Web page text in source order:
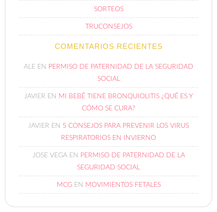
SORTEOS
TRUCONSEJOS
COMENTARIOS RECIENTES
ALE EN PERMISO DE PATERNIDAD DE LA SEGURIDAD
SOCIAL
JAVIER EN MI BEBÉ TIENE BRONQUIOLITIS ¿QUÉ ES Y
CÓMO SE CURA?
JAVIER EN 5 CONSEJOS PARA PREVENIR LOS VIRUS
RESPIRATORIOS EN INVIERNO
JOSE VEGAEN PERMISO DE PATERNIDAD DE LA
SEGURIDAD SOCIAL
MCGEN MOVIMIENTOS FETALES